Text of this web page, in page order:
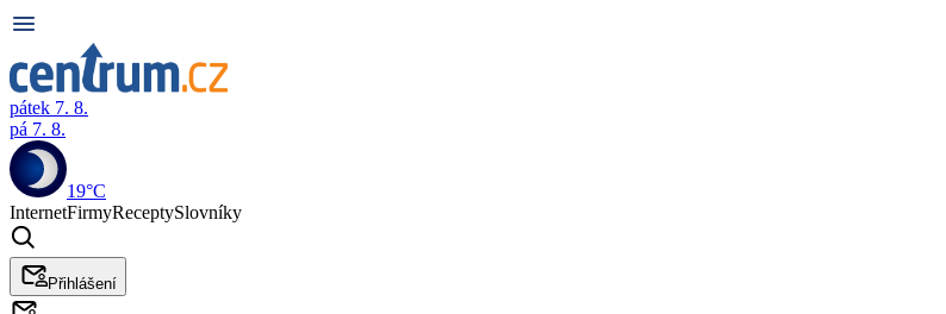
pátek 7. 8.
pá 7. 8.
19°C
InternetFirmyReceptySlovníky
Přihlášení